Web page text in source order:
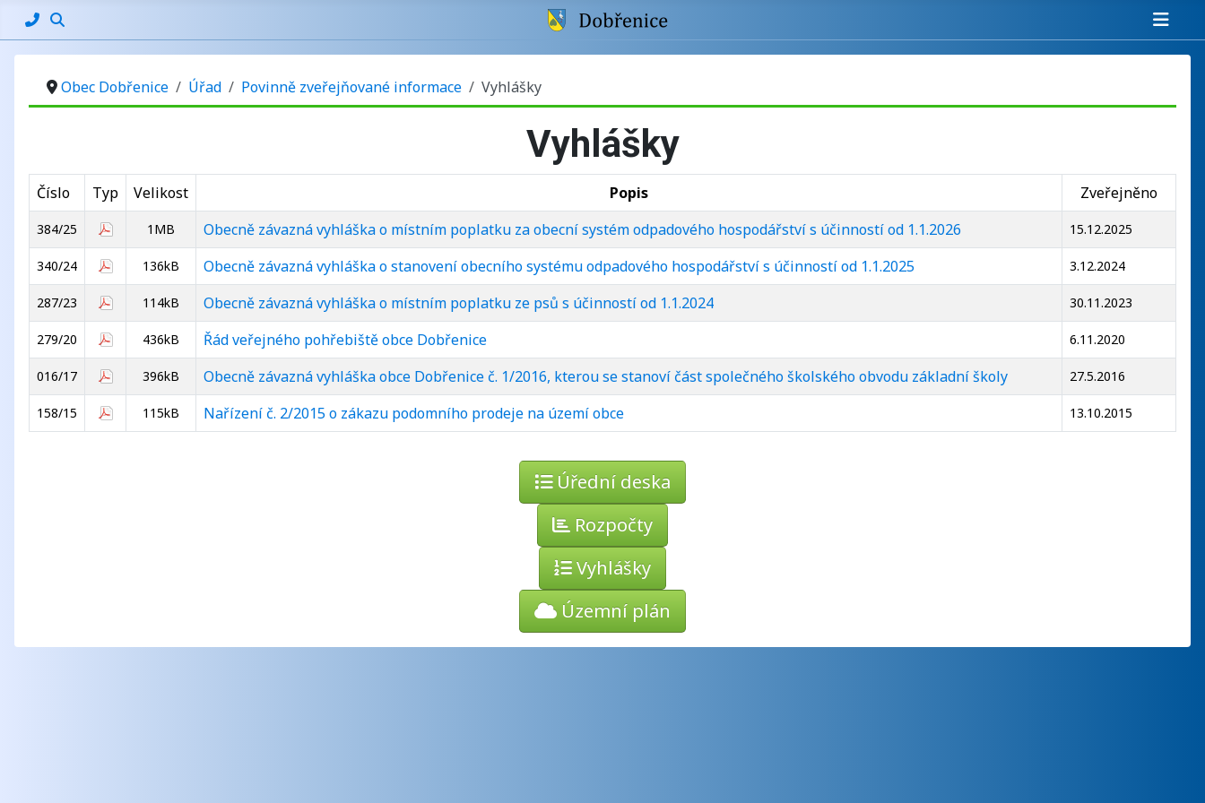
Obec Dobřenice Úřad Povinně zveřejňované informace Vyhlášky
Vyhlášky
Číslo Typ Velikost Popis Zveřejněno
384/25 1MB Obecně závazná vyhláška o místním poplatku za obecní systém odpadového hospodářství s účinností od 1.1.2026 15.12.2025
340/24 136kB Obecně závazná vyhláška o stanovení obecního systému odpadového hospodářství s účinností od 1.1.2025 3.12.2024
287/23 114kB Obecně závazná vyhláška o místním poplatku ze psů s účinností od 1.1.2024 30.11.2023
279/20 436kB Řád veřejného pohřebiště obce Dobřenice 6.11.2020
016/17 396kB Obecně závazná vyhláška obce Dobřenice č. 1/2016, kterou se stanoví část společného školského obvodu základní školy 27.5.2016
158/15 115kB Nařízení č. 2/2015 o zákazu podomního prodeje na území obce 13.10.2015
Úřední deska
Rozpočty
Vyhlášky
Územní plán